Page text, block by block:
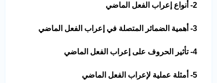
2- أنواع إعراب الفعل الماضي
3- أهمية الضمائر المتصلة في إعراب الفعل الماضي
4- تأثير الحروف على إعراب الفعل الماضي
5- أمثلة عملية لإعراب الفعل الماضي